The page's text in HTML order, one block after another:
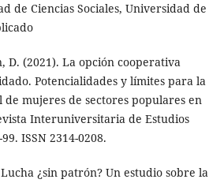
de Ciencias Sociales, Universidad de
D. (2021). La opción cooperativa
Potencialidades y límites para la
mujeres de sectores populares en
Interuniversitaria de Estudios
ISSN 2314-0208.
¿sin patrón? Un estudio sobre la